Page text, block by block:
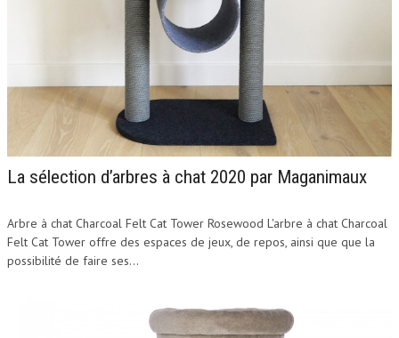
La sélection d’arbres à chat 2020 par Maganimaux
Arbre à chat Charcoal Felt Cat Tower Rosewood L'arbre à chat Charcoal
Felt Cat Tower offre des espaces de jeux, de repos, ainsi que que la
possibilité de faire ses...